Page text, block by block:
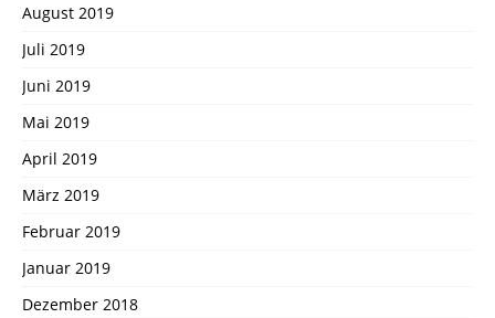
August 2019
Juli 2019
Juni 2019
Mai 2019
April 2019
März 2019
Februar 2019
Januar 2019
Dezember 2018